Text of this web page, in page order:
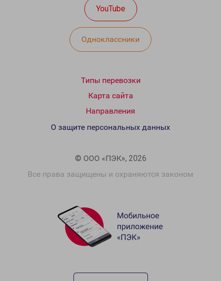
YouTube
Одноклассники
Типы перевозки
Карта сайта
Направления
© ООО «ПЭК», 2026
Все права защищены и охраняются законом
О защите персональных данных